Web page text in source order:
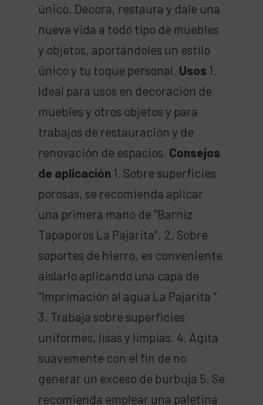
único. Decora, restaura y dale una
nueva vida a todo tipo de muebles
y objetos, aportándoles un estilo
único y tu toque personal. Usos 1.
Ideal para usos en decoración de
muebles y otros objetos y para
trabajos de restauración y de
renovación de espacios. Consejos
de aplicación 1. Sobre superficies
porosas, se recomienda aplicar
una primera mano de “Barniz
Tapaporos La Pajarita”. 2. Sobre
soportes de hierro, es conveniente
aislarlo aplicando una capa de
“Imprimación al agua La Pajarita “
3. Trabaja sobre superficies
uniformes, lisas y limpias. 4. Agita
suavemente con el fin de no
generar un exceso de burbuja 5. Se
recomienda emplear una paletina